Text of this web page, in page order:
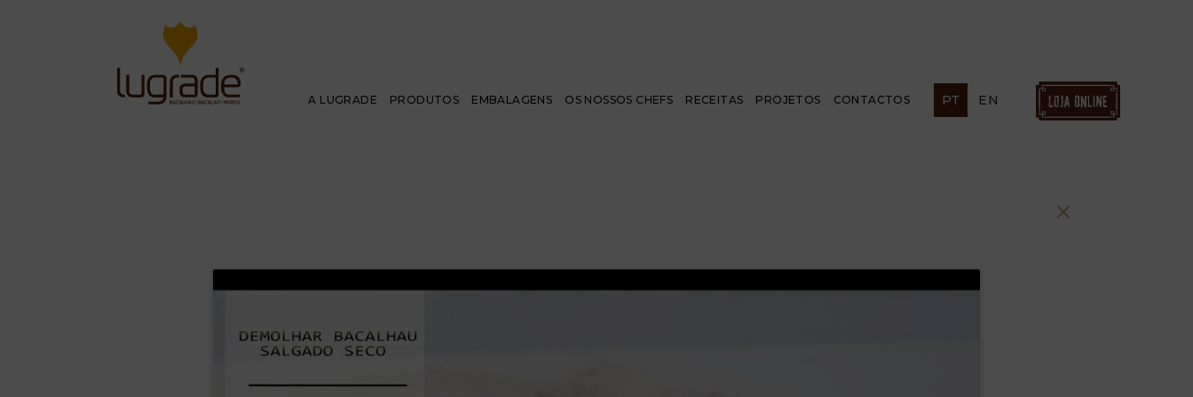
A LUGRADE PRODUTOS EMBALAGENS OS NOSSOS CHEFS RECEITAS PROJETOS CONTACTOS PT EN